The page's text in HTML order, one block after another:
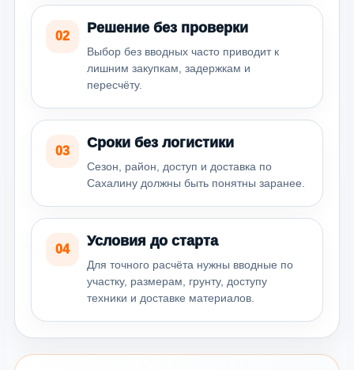
02
Решение без проверки
Выбор без вводных часто приводит к
лишним закупкам, задержкам и
пересчёту.
03
Сроки без логистики
Сезон, район, доступ и доставка по
Сахалину должны быть понятны заранее.
04
Условия до старта
Для точного расчёта нужны вводные по
участку, размерам, грунту, доступу
техники и доставке материалов.